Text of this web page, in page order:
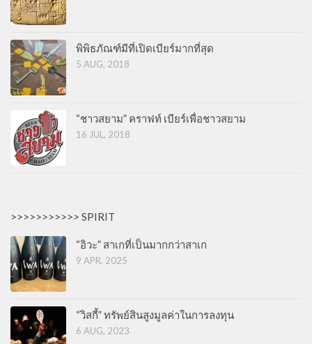
พิพิธภัณฑ์มีที่เปิดเบียร์มากที่สุด
5 AUG, 2018
“ชาวสยาม” คราฟท์ เบียร์เพื่อชาวสยาม
16 JUL, 2018
>>>>>>>>>>> SPIRIT
“อิวะ” สาเกที่เป็นมากกว่าสาเก
9 APR, 2025
“วิสกี้” ทรัพย์สินสูงมูลค่าในการลงทุน
6 AUG, 2023